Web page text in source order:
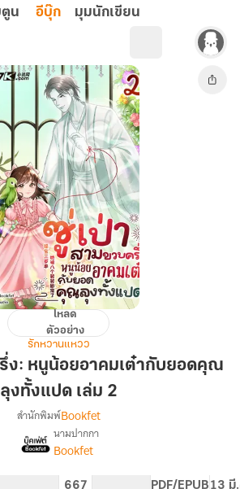
ตูน อีบุ๊ก มุมนักเขียน
โหลด
ตัวอย่าง
รักหวานแหวว
ง: หนูน้อยอาคมเต๋ากับยอดคุณ
ลุงทั้งแปด เล่ม 2
เรื่อง
ซู่
เป่า
สำนักพิมพ์Bookfet
นามปากกา
Bookfet
667 PDF/EPUB13 มี